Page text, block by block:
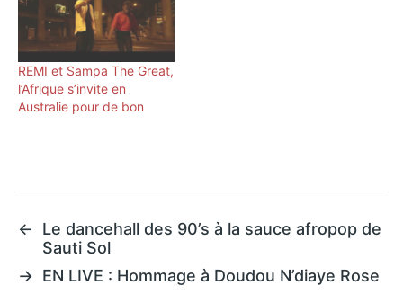
REMI et Sampa The Great,
l’Afrique s’invite en
Australie pour de bon
←
Le dancehall des 90’s à la sauce afropop de
Sauti Sol
→ EN LIVE : Hommage à Doudou N’diaye Rose